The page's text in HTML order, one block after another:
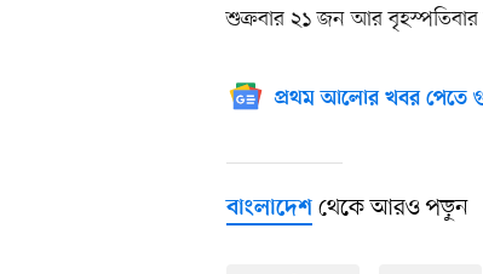
শুক্রবার ২১ জন আর বৃহস্পতিবার
প্রথম আলোর খবর পেতে
বাংলাদেশ থেকে আরও পড়ুন